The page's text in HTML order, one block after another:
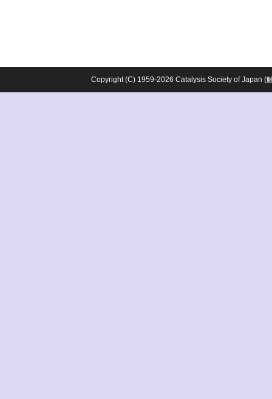
Copyright (C) 1959-2026 Catalysis Society of Japan (